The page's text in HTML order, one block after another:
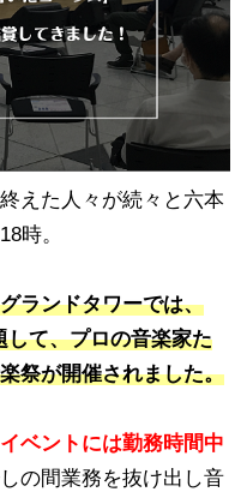
えた人々が続々と六本
時。
ランドタワーでは、
て、プロの音楽家た
祭が開催されました。
ベントには勤務時間中
の間業務を抜け出し音